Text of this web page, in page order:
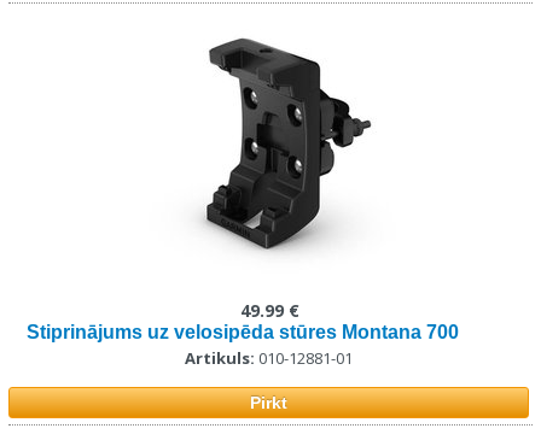
Stiprinājums uz velosipēda stūres Montana 700
Artikuls: 010-12881-01
49.99 €
Pirkt